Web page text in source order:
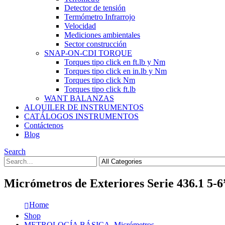
Detector de tensión
Termómetro Infrarrojo
Velocidad
Mediciones ambientales
Sector construcción
SNAP-ON-CDI TORQUE
Torques tipo click en ft.lb y Nm
Torques tipo click en in.lb y Nm
Torques tipo click Nm
Torques tipo click ft.lb
WANT BALANZAS
ALQUILER DE INSTRUMENTOS
CATÁLOGOS INSTRUMENTOS
Contáctenos
Blog
Search
Micrómetros de Exteriores Serie 436.1 5-
Home
Shop